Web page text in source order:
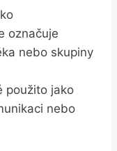
označuje
nebo⁣ skupiny
použito jako⁣
nebo